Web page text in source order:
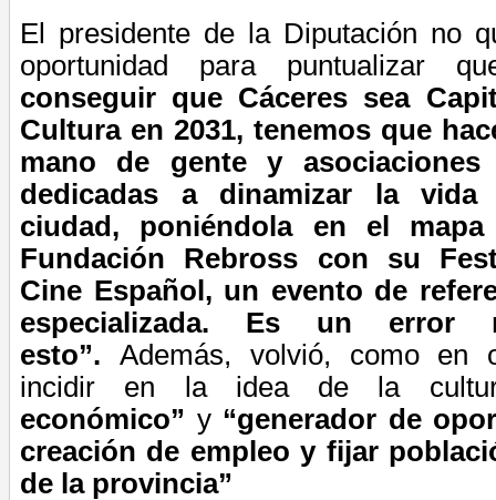
El presidente de la Diputación no
oportunidad para puntualizar
conseguir que Cáceres sea
Cultura en 2031, tenemos que
mano de gente y
dedicadas a dinamizar la
ciudad, poniéndola en el
Fundación Rebross con su
Cine Español, un evento de
especializada. Es un error
esto”. Además, volvió, como en
incidir en la idea de la
económico” y “generador de
creación de empleo y fijar
de la provincia”